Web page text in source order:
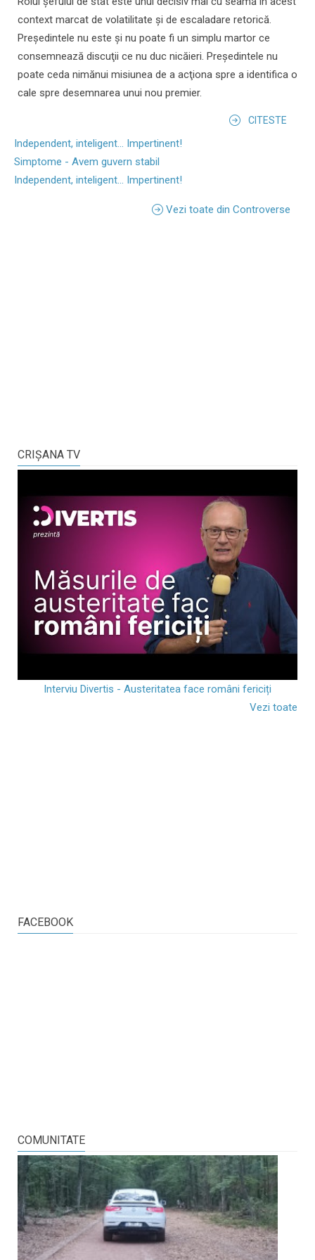
context marcat de volatilitate şi de escaladare retorică.
Preşedintele nu este şi nu poate fi un simplu martor ce
consemnează discuţii ce nu duc nicăieri. Preşedintele nu
poate ceda nimănui misiunea de a acţiona spre a identifica o
cale spre desemnarea unui nou premier.
CITESTE
Independent, inteligent... Impertinent!
Simptome - Avem guvern stabil
Independent, inteligent... Impertinent!
Vezi toate din Controverse
CRIŞANA TV
Interviu Divertis - Austeritatea face români fericiți
Vezi toate
FACEBOOK
COMUNITATE